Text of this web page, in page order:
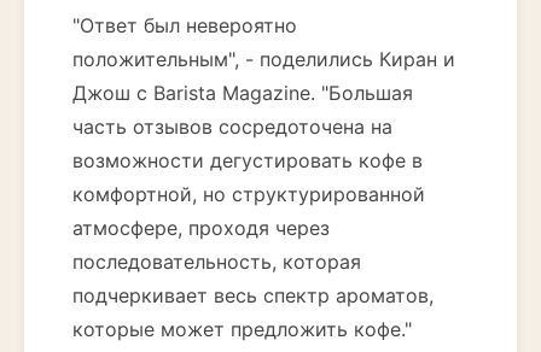
"Ответ был невероятно
положительным", - поделились Киран и
Джош с Barista Magazine. "Большая
часть отзывов сосредоточена на
возможности дегустировать кофе в
комфортной, но структурированной
атмосфере, проходя через
последовательность, которая
подчеркивает весь спектр ароматов,
которые может предложить кофе."